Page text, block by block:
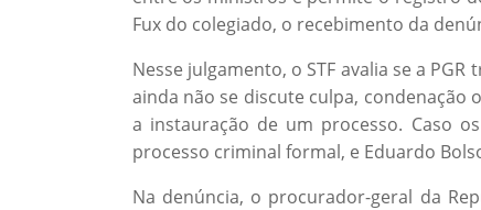
Fux do colegiado, o recebimento da
Nesse julgamento, o STF avalia se a
ainda não se discute culpa, condenação
a instauração de um processo. Caso
processo criminal formal, e Eduardo
Na denúncia, o procurador-geral da